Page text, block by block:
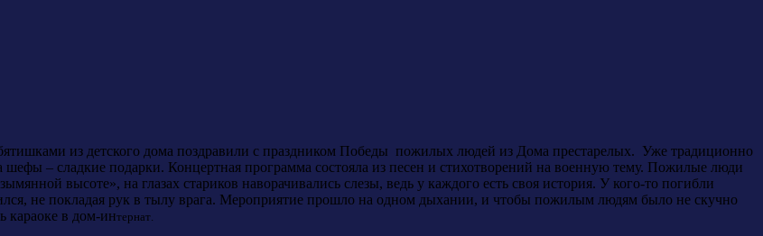
из детского дома поздравили с праздником Победы пожилых людей из Дома престарелых. Уже традиционно
шефы – сладкие подарки. Концертная программа состояла из песен и стихотворений на военную тему. Пожилые люди
высоте», на глазах стариков наворачивались слезы, ведь у каждого есть своя история. У кого-то погибли
не покладая рук в тылу врага. Мероприятие прошло на одном дыхании, и чтобы пожилым людям было не скучно
караоке в дом-интернат